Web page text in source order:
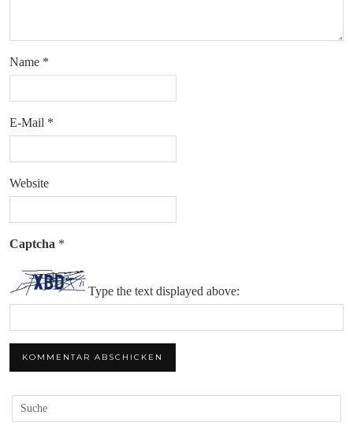
Name *
E-Mail *
Website
Captcha *
Type the text displayed above: